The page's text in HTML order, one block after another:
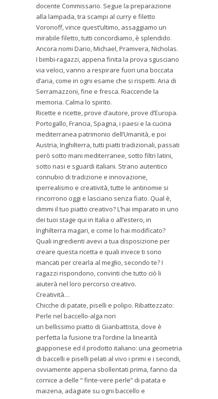
docente Commissario. Segue la preparazione
alla lampada, tra scampi al curry e filetto
Voronoff, vince quest’ultimo, assaggiamo un
mirabile filetto, tutti concordiamo, è splendido.
Ancora nomi Dario, Michael, Pramvera, Nicholas.
I bimbi-ragazzi, appena finita la prova sgusciano
via veloci, vanno a respirare fuori una boccata
d’aria, come in ogni esame che si rispetti. Aria di
Serramazzoni, fine e fresca. Riaccende la
memoria. Calma lo spirito.
Ricette e ricette, prove d’autore, prove d’Europa.
Portogallo, Francia, Spagna, i paesi e la cucina
mediterranea patrimonio dell’Umanità, e poi
Austria, Inghilterra, tutti piatti tradizionali, passati
però sotto mani mediterranee, sotto filtri latini,
sotto nasi e sguardi italiani. Strano autentico
connubio di tradizione e innovazione,
iperrealismo e creatività, tutte le antinomie si
rincorrono oggi e lasciano senza fiato. Qual è,
dimmi il tuo piatto creativo? L’hai imparato in uno
dei tuoi stage qui in Italia o all’estero, in
Inghilterra magari, e come lo hai modificato?
Quali ingredienti avevi a tua disposizione per
creare questa ricetta e quali invece ti sono
mancati per crearla al meglio, secondo te? I
ragazzi rispondono, convinti che tutto ciò li
aiuterà nel loro percorso creativo.
Creatività…
Chicche di patate, piselli e polipo. Ribattezzato:
Perle nel baccello-alga nori
un bellissimo piatto di Gianbattista, dove è
perfetta la fusione tra l’ordine la linearità
giapponese ed il prodotto italiano: una geometria
di baccelli e piselli pelati al vivo i primi e i secondi,
ovviamente appena sbollentati prima, fanno da
cornice a delle “ finte-vere perle” di patata e
maizena, adagiate su ogni baccello e